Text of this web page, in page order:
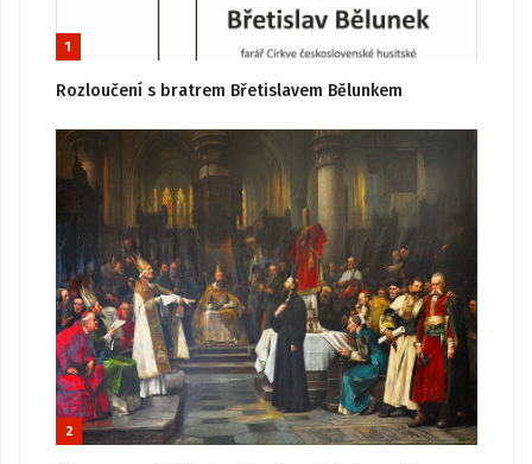
1
Rozloučení s bratrem Břetislavem Bělunkem
2